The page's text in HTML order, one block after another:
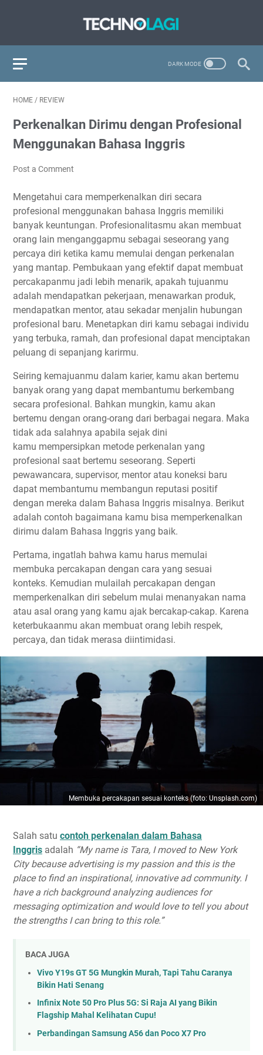
HOME / REVIEW
Perkenalkan Dirimu dengan Profesional
Menggunakan Bahasa Inggris
Post a Comment
Mengetahui cara memperkenalkan diri secara
profesional menggunakan bahasa Inggris memiliki
banyak keuntungan. Profesionalitasmu akan membuat
orang lain menganggapmu sebagai seseorang yang
percaya diri ketika kamu memulai dengan perkenalan
yang mantap. Pembukaan yang efektif dapat membuat
percakapanmu jadi lebih menarik, apakah tujuanmu
adalah mendapatkan pekerjaan, menawarkan produk,
mendapatkan mentor, atau sekadar menjalin hubungan
profesional baru. Menetapkan diri kamu sebagai individu
yang terbuka, ramah, dan profesional dapat menciptakan
peluang di sepanjang karirmu.
Seiring kemajuanmu dalam karier, kamu akan bertemu
banyak orang yang dapat membantumu berkembang
secara profesional. Bahkan mungkin, kamu akan
bertemu dengan orang-orang dari berbagai negara. Maka
tidak ada salahnya apabila sejak dini
kamu mempersipkan metode perkenalan yang
profesional saat bertemu seseorang. Seperti
pewawancara, supervisor, mentor atau koneksi baru
dapat membantumu membangun reputasi positif
dengan mereka dalam Bahasa Inggris misalnya. Berikut
adalah contoh bagaimana kamu bisa memperkenalkan
dirimu dalam Bahasa Inggris yang baik.
Pertama, ingatlah bahwa kamu harus memulai
membuka percakapan dengan cara yang sesuai
konteks. Kemudian mulailah percakapan dengan
memperkenalkan diri sebelum mulai menanyakan nama
atau asal orang yang kamu ajak bercakap-cakap. Karena
keterbukaanmu akan membuat orang lebih respek,
percaya, dan tidak merasa diintimidasi.
Membuka percakapan sesuai konteks (foto: Unsplash.com)
Salah satu contoh perkenalan dalam Bahasa
Inggris adalah “My name is Tara, I moved to New York
City because advertising is my passion and this is the
place to find an inspirational, innovative ad community. I
have a rich background analyzing audiences for
messaging optimization and would love to tell you about
the strengths I can bring to this role.”
BACA JUGA
Vivo Y19s GT 5G Mungkin Murah, Tapi Tahu Caranya
Bikin Hati Senang
Infinix Note 50 Pro Plus 5G: Si Raja AI yang Bikin
Flagship Mahal Kelihatan Cupu!
Perbandingan Samsung A56 dan Poco X7 Pro